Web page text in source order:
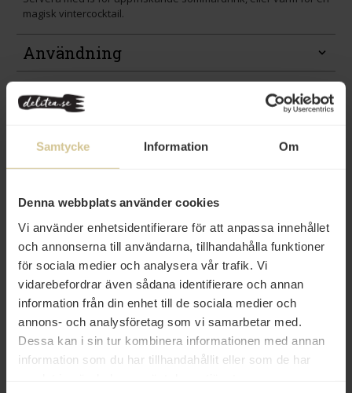
Samtycke Information Om
Denna webbplats använder cookies
Vi använder enhetsidentifierare för att anpassa innehållet
och annonserna till användarna, tillhandahålla funktioner
för sociala medier och analysera vår trafik. Vi
vidarebefordrar även sådana identifierare och annan
information från din enhet till de sociala medier och
annons- och analysföretag som vi samarbetar med.
Dessa kan i sin tur kombinera informationen med annan
information som du har tillhandahållit eller som de har
magisk vintercocktail.
Användning
Innehåll
Produktfakta
Prishistorik